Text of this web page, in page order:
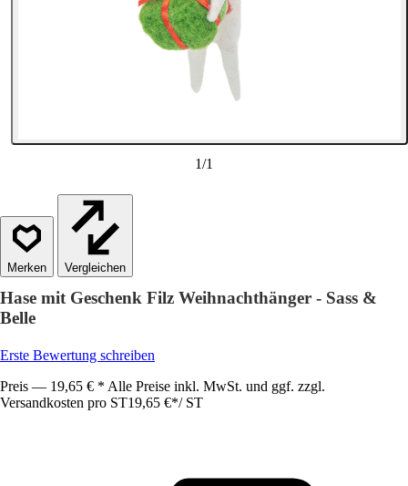
1/1
Vergleichen
Hase mit Geschenk Filz Weihnachthänger - Sass &
Belle
Erste Bewertung schreiben
Preis — 19,65 € * Alle Preise inkl. MwSt. und ggf. zzgl.
Versandkosten pro ST19,65 €*/ ST